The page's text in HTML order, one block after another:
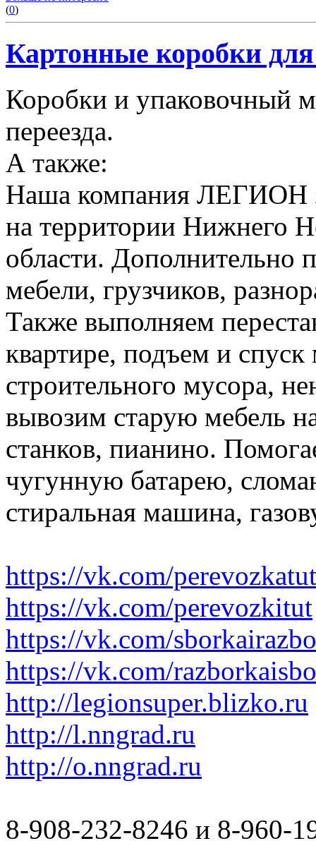
(0)
Картонные коробки для
Коробки и упаковочный
переезда.
А также:
Наша компания ЛЕГИОН
на территории Нижнего
области. Дополнительно
мебели, грузчиков,
Также выполняем
квартире, подъем и спуск
строительного мусора,
вывозим старую мебель
станков, пианино.
чугунную батарею,
стиральная машина,
https://vk.com/perevozkatut
https://vk.com/perevozkitut
https://vk.com/
https://vk.com/
http://legionsuper.blizko.ru
http://l.nngrad.ru
http://o.nngrad.ru
8-908-232-8246 и 8-960-